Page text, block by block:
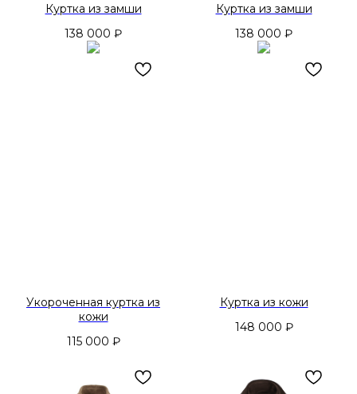
Куртка из замши
138 000 ₽
Куртка из замши
138 000 ₽
Укороченная куртка из
кожи
115 000 ₽
Куртка из кожи
148 000 ₽